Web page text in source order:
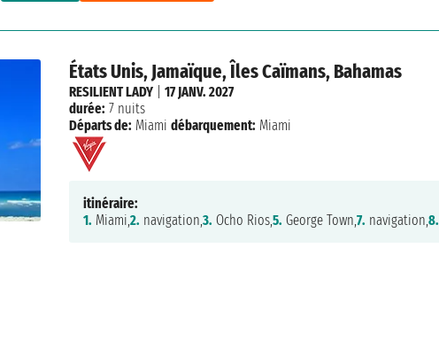
États Unis, Jamaïque, Îles Caïmans, Bahamas
RESILIENT LADY| 17 JANV. 2027
durée: 7 nuits
Départs de: Miami débarquement: Miami
itinéraire:
1. Miami,2. navigation,3. Ocho Rios,5. George Town,7. navigation,8.